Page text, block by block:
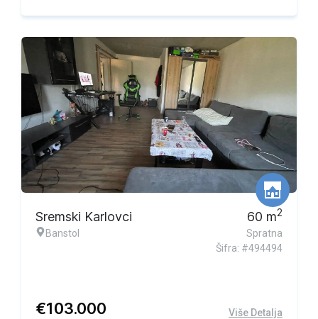
Sremski Karlovci
Banstol
60 m2
Spratna
Šifra: #494494
€103.000 Više Detalja